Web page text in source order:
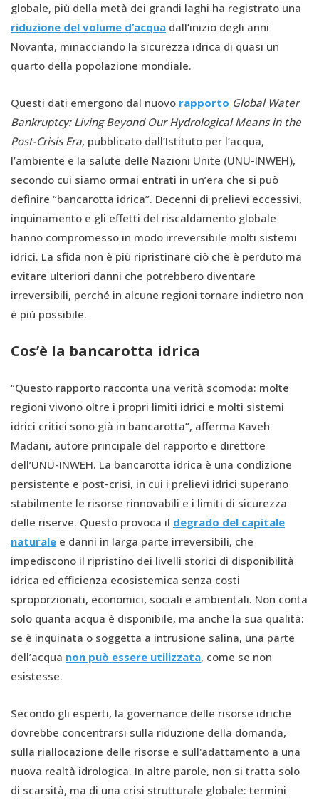
globale, più della metà dei grandi laghi ha registrato una
riduzione del volume d’acqua dall’inizio degli anni
Novanta, minacciando la sicurezza idrica di quasi un
quarto della popolazione mondiale.
Questi dati emergono dal nuovo rapporto Global Water
Bankruptcy: Living Beyond Our Hydrological Means in the
Post-Crisis Era, pubblicato dall’Istituto per l’acqua,
l’ambiente e la salute delle Nazioni Unite (UNU-INWEH),
secondo cui siamo ormai entrati in un’era che si può
definire “bancarotta idrica”. Decenni di prelievi eccessivi,
inquinamento e gli effetti del riscaldamento globale
hanno compromesso in modo irreversibile molti sistemi
idrici. La sfida non è più ripristinare ciò che è perduto ma
evitare ulteriori danni che potrebbero diventare
irreversibili, perché in alcune regioni tornare indietro non
è più possibile.
Cos’è la bancarotta idrica
“Questo rapporto racconta una verità scomoda: molte
regioni vivono oltre i propri limiti idrici e molti sistemi
idrici critici sono già in bancarotta”, afferma Kaveh
Madani, autore principale del rapporto e direttore
dell’UNU-INWEH. La bancarotta idrica è una condizione
persistente e post-crisi, in cui i prelievi idrici superano
stabilmente le risorse rinnovabili e i limiti di sicurezza
delle riserve. Questo provoca il degrado del capitale
naturale e danni in larga parte irreversibili, che
impediscono il ripristino dei livelli storici di disponibilità
idrica ed efficienza ecosistemica senza costi
sproporzionati, economici, sociali e ambientali. Non conta
solo quanta acqua è disponibile, ma anche la sua qualità:
se è inquinata o soggetta a intrusione salina, una parte
dell’acqua non può essere utilizzata, come se non
esistesse.
Secondo gli esperti, la governance delle risorse idriche
dovrebbe concentrarsi sulla riduzione della domanda,
sulla riallocazione delle risorse e sull'adattamento a una
nuova realtà idrologica. In altre parole, non si tratta solo
di scarsità, ma di una crisi strutturale globale: termini